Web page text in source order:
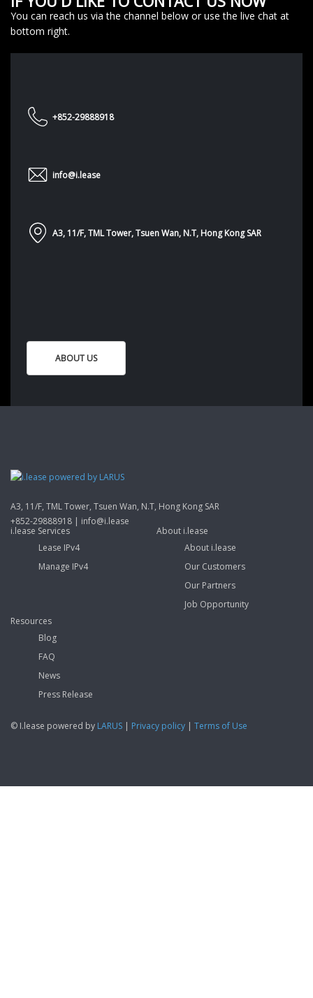
You can reach us via the channel below or use the live chat at
bottom right.
+852-29888918
info@i.lease
A3, 11/F, TML Tower, Tsuen Wan, N.T, Hong Kong SAR
ABOUT US
A3, 11/F, TML Tower, Tsuen Wan, N.T, Hong Kong SAR
+852-29888918 | info@i.lease
i.lease Services
Lease IPv4
Manage IPv4
About i.lease
About i.lease
Our Customers
Our Partners
Job Opportunity
Resources
Blog
FAQ
News
Press Release
© I.lease powered by LARUS Privacy policy Terms of Use